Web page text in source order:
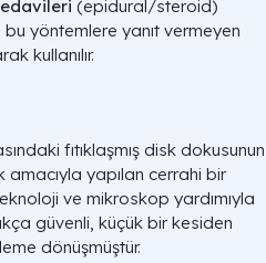
(epidural/steroid)
yöntemlere yanıt vermeyen
kullanılır.
fıtıklaşmış disk dokusunun
amacıyla yapılan cerrahi bir
ve mikroskop yardımıyla
güvenli, küçük bir kesiden
dönüşmüştür.